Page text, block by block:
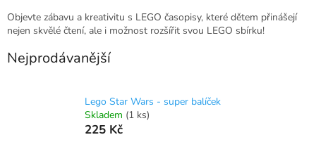
Objevte zábavu a kreativitu s LEGO časopisy, které dětem přinášejí
nejen skvělé čtení, ale i možnost rozšířit svou LEGO sbírku!
Nejprodávanější
Lego Star Wars - super balíček
Skladem (1 ks)
225 Kč